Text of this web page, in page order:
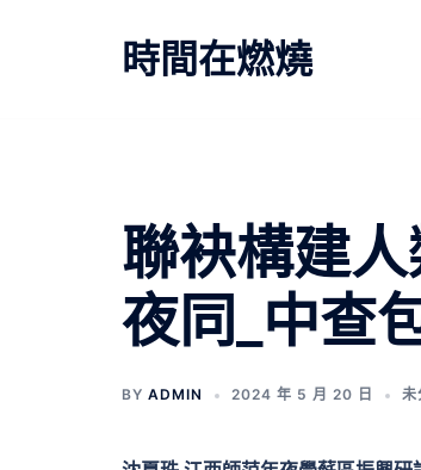
時間在燃燒
聯袂構建
夜同_中查
BY ADMIN 2024 年 5 月 20 日 未